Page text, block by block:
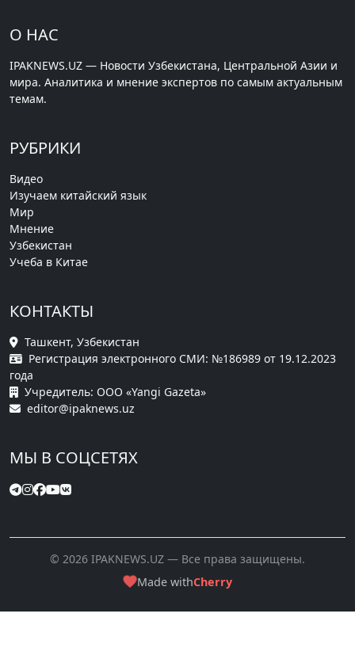
О НАС
IPAKNEWS.UZ — Новости Узбекистана, Центральной Азии и
мира. Аналитика и мнение экспертов по самым актуальным
темам.
РУБРИКИ
Видео
Изучаем китайский язык
Мир
Мнение
Узбекистан
Учеба в Китае
КОНТАКТЫ
Ташкент, Узбекистан
Регистрация электронного СМИ: №186989 от 19.12.2023
года
Учредитель: ООО «Yangi Gazeta»
editor@ipaknews.uz
МЫ В СОЦСЕТЯХ
© 2026 IPAKNEWS.UZ — Все права защищены.
Made withCherry